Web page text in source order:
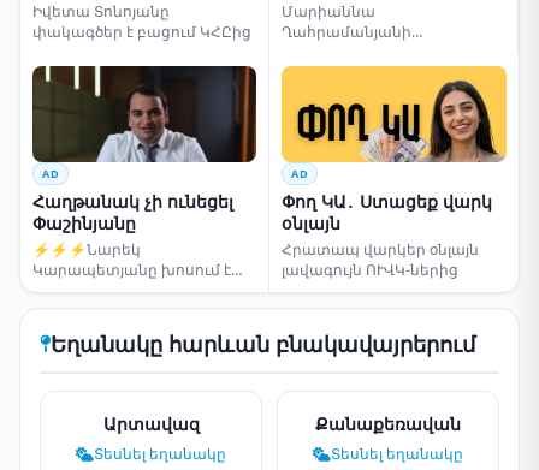
Իվետա Տոնոյանը
փակագծեր է բացում ԿՀԸից
Մարիաննա
Ղահրամանյանի
AD
Հաղթանակ չի ունեցել
Փաշինյանը
⚡⚡⚡Նարեկ
Կարապետյանը խոսում է
ընտրությունների մասին
AD
Փող ԿԱ․ Ստացեք վարկ
օնլայն
Հրատապ վարկեր օնլայն
լավագույն ՈՒՎԿ-ներից
Եղանակը հարևան բնակավայրերում
Արտավազ
Տեսնել եղանակը
Քանաքեռավան
Տեսնել եղանակը